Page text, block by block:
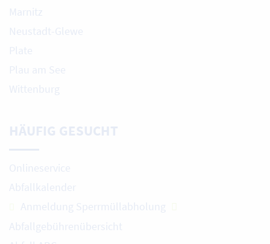
Marnitz
Neustadt-Glewe
Plate
Plau am See
Wittenburg
HÄUFIG GESUCHT
Onlineservice
Abfallkalender
Anmeldung Sperrmüllabholung
Abfallgebührenübersicht